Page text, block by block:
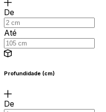
De
Até
Profundidade (cm)
De